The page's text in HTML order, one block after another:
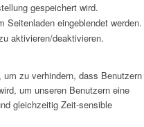
gespeichert wird.
Seitenladen eingeblendet werden.
aktivieren/deaktivieren.
zu verhindern, dass Benutzern
um unseren Benutzern eine
gleichzeitig Zeit-sensible